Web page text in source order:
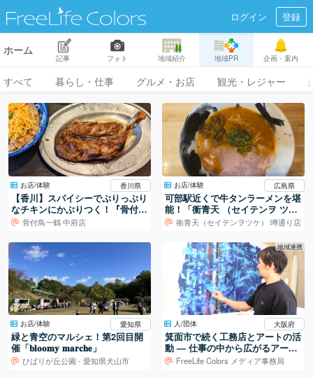
ログイン 登録
ホーム
記事 フォト 地域紹介 地域PR 企画・案内
すべて 暮らし・仕事 グルメ・お店 観光・レジャー
お店/体験 香川県
【香川】スパイシーでぷりっぷり
なチキンにかぶりつく！『骨付鳥
一鶴』
骨付鳥一鶴 中府店
お店/体験 広島県
可部駅近くで牛タンラーメンを堪
能！「衝青天 （セイテンヲ ツ
ケ）噂通り店」（広島県安佐北区
衝青天（セイテンヲツケ） 噂通り店
お店/体験 愛知県
緑と青空のマルシェ！第2回目開
催「𝐛𝐥𝐨𝐨𝐦𝐲 𝐦𝐚𝐫𝐜𝐡𝐞」
ひばりが丘公園 - 愛知県犬山市
地域連携
人/団体 大阪府
箕面市で続く工務店とアートの活
動 ― 仕事の中から広がるアート
制作FreeLife Colors メディア事務局